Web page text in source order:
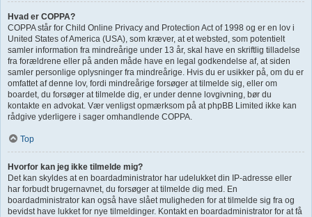
Hvad er COPPA?
COPPA står for Child Online Privacy and Protection Act of 1998 og er en lov i
United States of America (USA), som kræver, at et websted, som potentielt
samler information fra mindreårige under 13 år, skal have en skriftlig tilladelse
fra forældrene eller på anden måde have en legal godkendelse af, at siden
samler personlige oplysninger fra mindreårige. Hvis du er usikker på, om du er
omfattet af denne lov, fordi mindreårige forsøger at tilmelde sig, eller om
boardet, du forsøger at tilmelde dig, er under denne lovgivning, bør du
kontakte en advokat. Vær venligst opmærksom på at phpBB Limited ikke kan
rådgive yderligere i sager omhandlende COPPA.
Top
Hvorfor kan jeg ikke tilmelde mig?
Det kan skyldes at en boardadministrator har udelukket din IP-adresse eller
har forbudt brugernavnet, du forsøger at tilmelde dig med. En
boardadministrator kan også have slået muligheden for at tilmelde sig fra og
bevidst have lukket for nye tilmeldinger. Kontakt en boardadministrator for at få